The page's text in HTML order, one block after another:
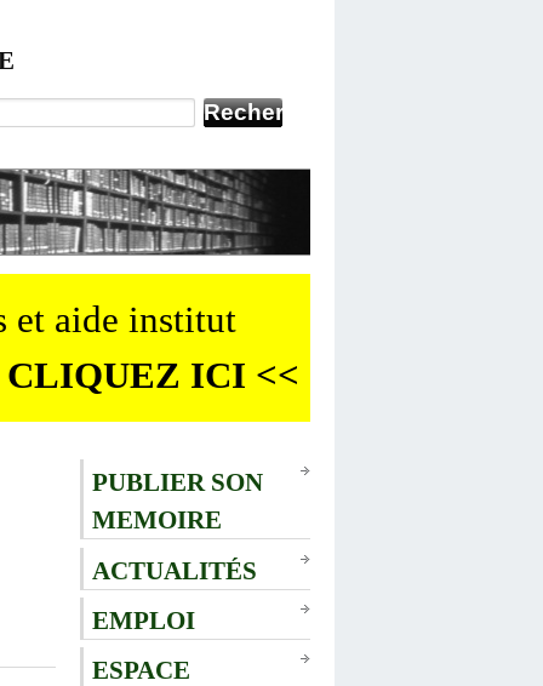
et aide institut
CLIQUEZ ICI <<
PUBLIER SON
MEMOIRE
ACTUALITÉS
EMPLOI
ESPACE